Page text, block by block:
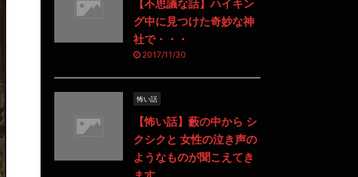
【不思議な話】ハイキン
グ中に見つけた奇妙な神
社で・・・
2017/11/30
怖い話
【怖い話】藪の中から シ
クシクと 女性の泣き声の
ようなものが聞こえてき